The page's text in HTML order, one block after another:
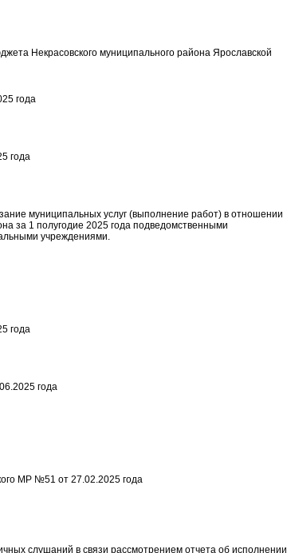
Некрасовского муниципального района Ярославской
года
года
муниципальных услуг (выполнение работ) в отношении
за 1 полугодие 2025 года подведомственными
учреждениями.
года
года
МР №51 от 27.02.2025 года
слушаний в связи рассмотрением отчета об исполнении